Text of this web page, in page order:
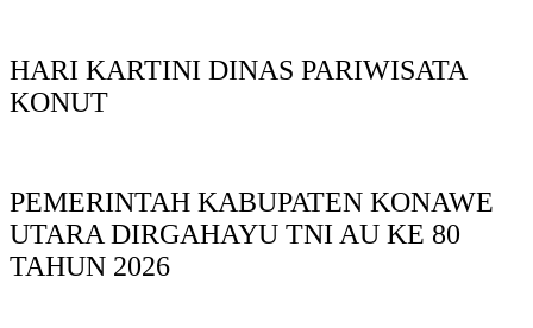
HARI KARTINI DINAS PARIWISATA
KONUT
PEMERINTAH KABUPATEN KONAWE
UTARA DIRGAHAYU TNI AU KE 80
TAHUN 2026